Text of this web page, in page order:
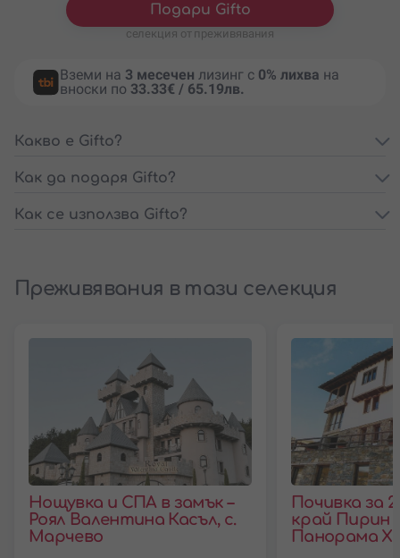
Подари Gifto
селекция от преживявания
Вземи на 3 месечен лизинг с 0% лихва на
вноски по 33.33€ / 65.19лв.
Какво е Gifto?
Как да подаря Gifto?
Как се използва Gifto?
Преживявания в тази селекция
Нощувка и СПА в замък –
Роял Валентина Касъл, с.
Марчево
Почивка за
край Пирин
Панорама